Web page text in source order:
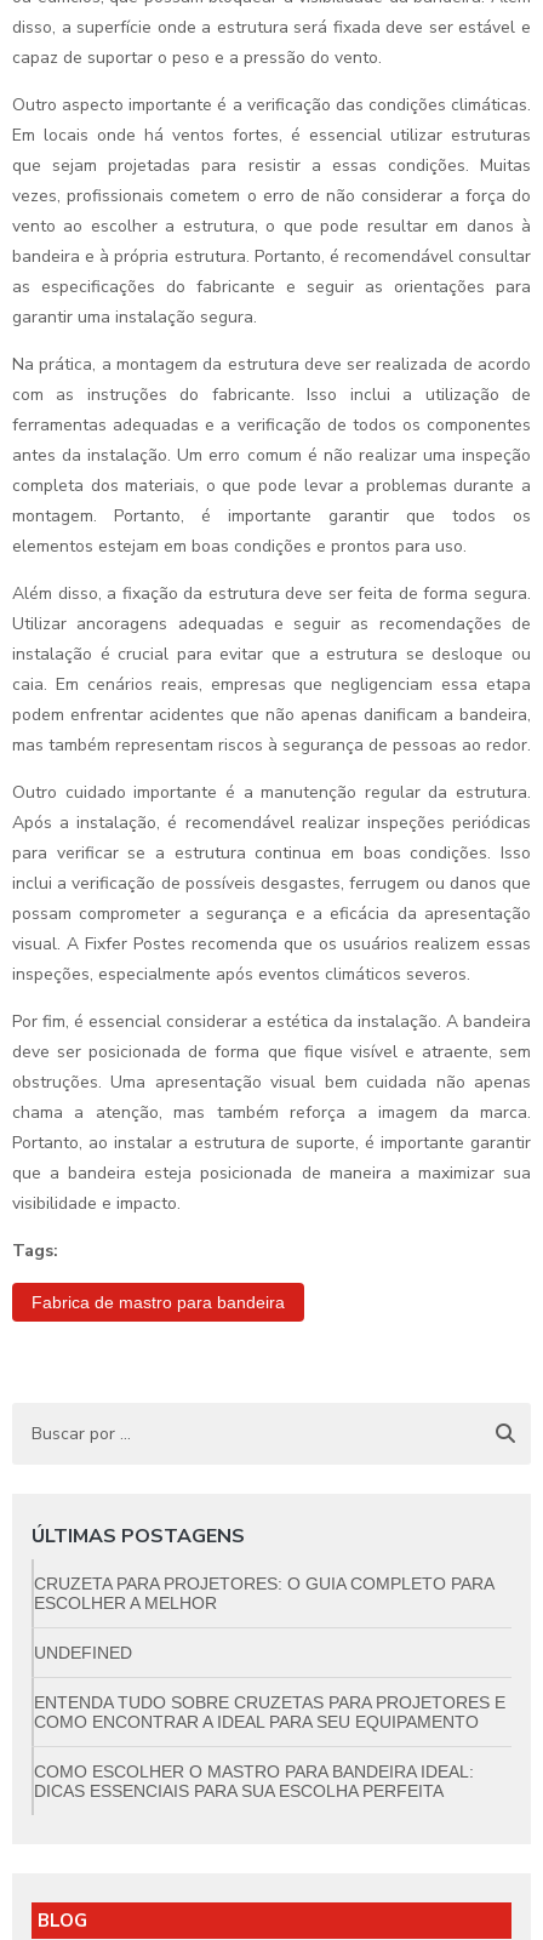
disso, a superfície onde a estrutura será fixada deve ser estável e
capaz de suportar o peso e a pressão do vento.
Outro aspecto importante é a verificação das condições climáticas.
Em locais onde há ventos fortes, é essencial utilizar estruturas
que sejam projetadas para resistir a essas condições. Muitas
vezes, profissionais cometem o erro de não considerar a força do
vento ao escolher a estrutura, o que pode resultar em danos à
bandeira e à própria estrutura. Portanto, é recomendável consultar
as especificações do fabricante e seguir as orientações para
garantir uma instalação segura.
Na prática, a montagem da estrutura deve ser realizada de acordo
com as instruções do fabricante. Isso inclui a utilização de
ferramentas adequadas e a verificação de todos os componentes
antes da instalação. Um erro comum é não realizar uma inspeção
completa dos materiais, o que pode levar a problemas durante a
montagem. Portanto, é importante garantir que todos os
elementos estejam em boas condições e prontos para uso.
Além disso, a fixação da estrutura deve ser feita de forma segura.
Utilizar ancoragens adequadas e seguir as recomendações de
instalação é crucial para evitar que a estrutura se desloque ou
caia. Em cenários reais, empresas que negligenciam essa etapa
podem enfrentar acidentes que não apenas danificam a bandeira,
mas também representam riscos à segurança de pessoas ao redor.
Outro cuidado importante é a manutenção regular da estrutura.
Após a instalação, é recomendável realizar inspeções periódicas
para verificar se a estrutura continua em boas condições. Isso
inclui a verificação de possíveis desgastes, ferrugem ou danos que
possam comprometer a segurança e a eficácia da apresentação
visual. A Fixfer Postes recomenda que os usuários realizem essas
inspeções, especialmente após eventos climáticos severos.
Por fim, é essencial considerar a estética da instalação. A bandeira
deve ser posicionada de forma que fique visível e atraente, sem
obstruções. Uma apresentação visual bem cuidada não apenas
chama a atenção, mas também reforça a imagem da marca.
Portanto, ao instalar a estrutura de suporte, é importante garantir
que a bandeira esteja posicionada de maneira a maximizar sua
visibilidade e impacto.
Tags:
Fabrica de mastro para bandeira
ÚLTIMAS POSTAGENS
CRUZETA PARA PROJETORES: O GUIA COMPLETO PARA
ESCOLHER A MELHOR
UNDEFINED
ENTENDA TUDO SOBRE CRUZETAS PARA PROJETORES E
COMO ENCONTRAR A IDEAL PARA SEU EQUIPAMENTO
COMO ESCOLHER O MASTRO PARA BANDEIRA IDEAL:
DICAS ESSENCIAIS PARA SUA ESCOLHA PERFEITA
BLOG